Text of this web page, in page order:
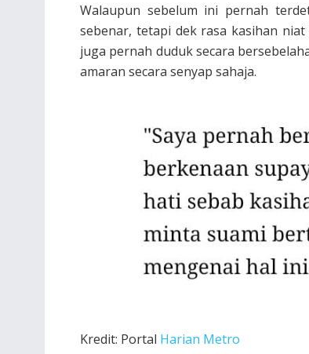
Walaupun sebelum ini pernah
sebenar, tetapi dek rasa kasihan
juga pernah duduk secara
amaran secara senyap sahaja.
Kredit: Portal Harian Metro